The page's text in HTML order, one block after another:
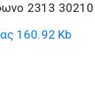
2313
160.92 Kb